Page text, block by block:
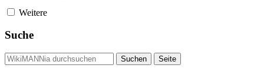
Weitere
Suche